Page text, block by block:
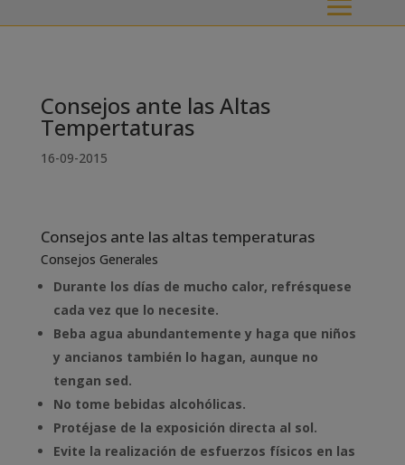
Consejos ante las Altas
Tempertaturas
16-09-2015
Consejos ante las altas temperaturas
Consejos Generales
Durante los días de mucho calor, refrésquese
cada vez que lo necesite.
Beba agua abundantemente y haga que niños
y ancianos también lo hagan, aunque no
tengan sed.
No tome bebidas alcohólicas.
Protéjase de la exposición directa al sol.
Evite la realización de esfuerzos físicos en las